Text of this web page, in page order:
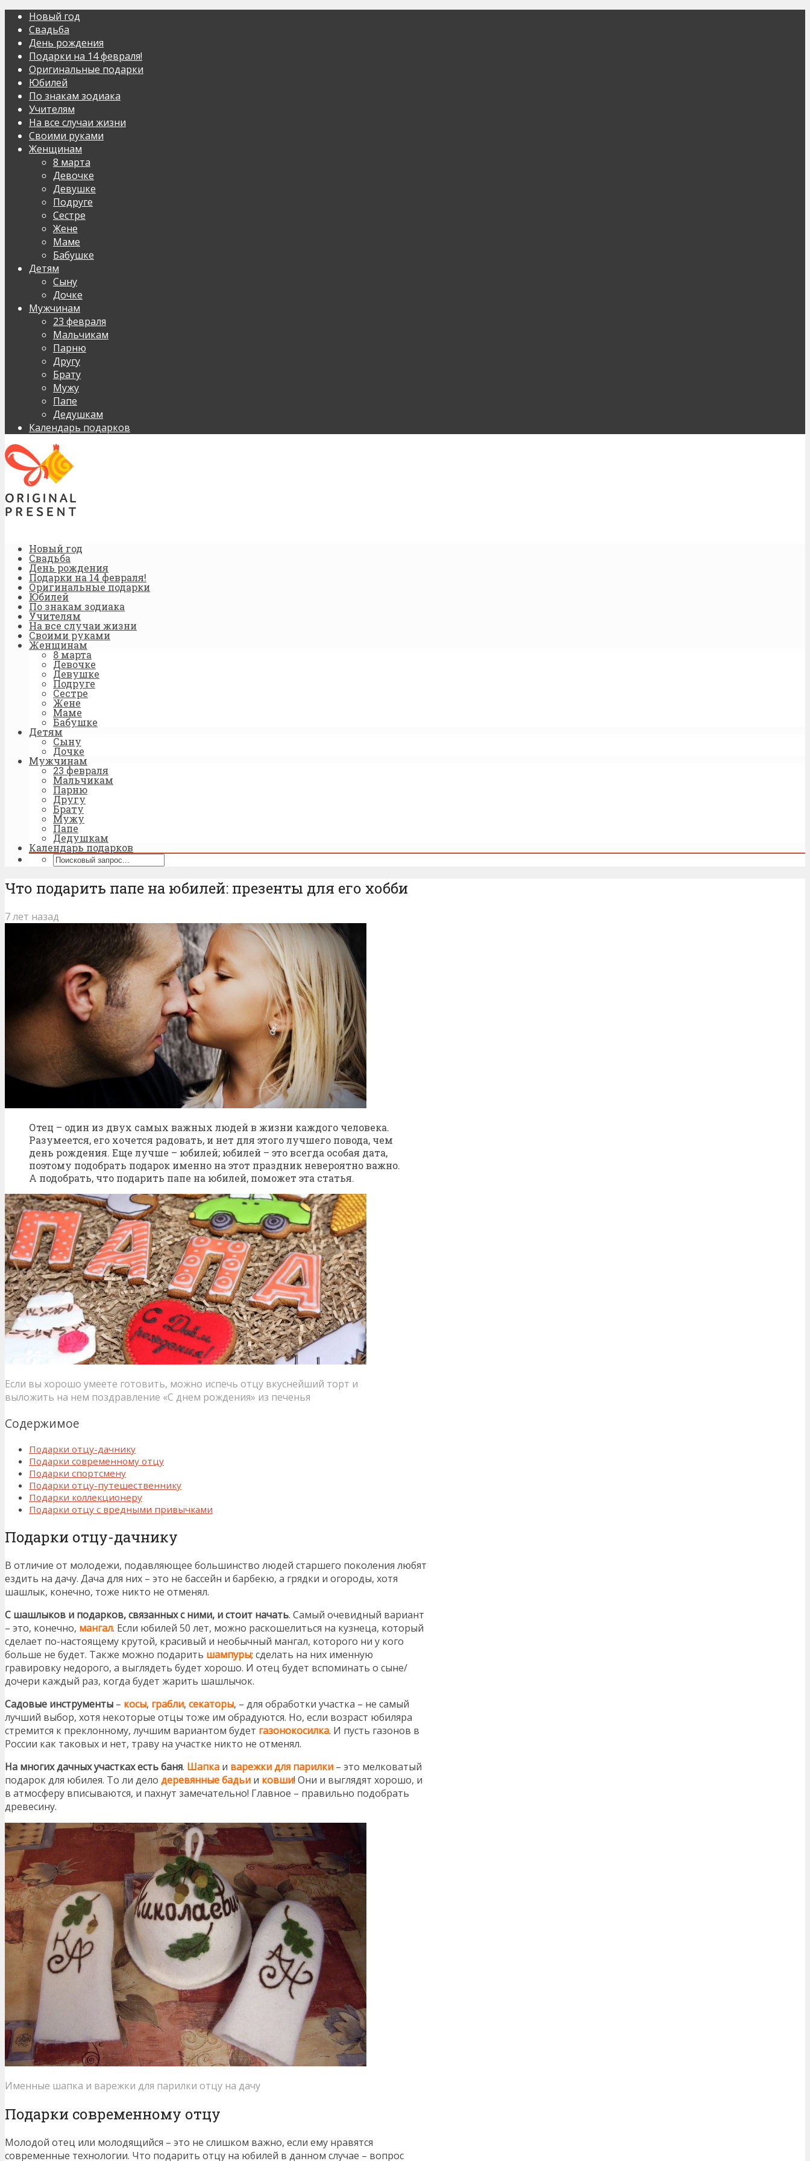
Новый год
Свадьба
День рождения
Подарки на 14 февраля!
Оригинальные подарки
Юбилей
По знакам зодиака
Учителям
На все случаи жизни
Своими руками
Женщинам
8 марта
Девочке
Девушке
Подруге
Сестре
Жене
Маме
Бабушке
Детям
Сыну
Дочке
Мужчинам
23 февраля
Мальчикам
Парню
Другу
Брату
Мужу
Папе
Дедушкам
Календарь подарков
Новый год
Свадьба
День рождения
Подарки на 14 февраля!
Оригинальные подарки
Юбилей
По знакам зодиака
Учителям
На все случаи жизни
Своими руками
Женщинам
8 марта
Девочке
Девушке
Подруге
Сестре
Жене
Маме
Бабушке
Детям
Сыну
Дочке
Мужчинам
23 февраля
Мальчикам
Парню
Другу
Брату
Мужу
Папе
Дедушкам
Календарь подарков
Что подарить папе на юбилей: презенты для его хобби
7 лет назад
Отец – один из двух самых важных людей в жизни каждого человека.
Разумеется, его хочется радовать, и нет для этого лучшего повода, чем
день рождения. Еще лучше – юбилей; юбилей – это всегда особая дата,
поэтому подобрать подарок именно на этот праздник невероятно важно.
А подобрать, что подарить папе на юбилей, поможет эта статья.
Если вы хорошо умеете готовить, можно испечь отцу вкуснейший торт и
выложить на нем поздравление «С днем рождения» из печенья
Содержимое
Подарки отцу-дачнику
Подарки современному отцу
Подарки спортсмену
Подарки отцу-путешественнику
Подарки коллекционеру
Подарки отцу с вредными привычками
Подарки отцу-дачнику
В отличие от молодежи, подавляющее большинство людей старшего поколения любят
ездить на дачу. Дача для них – это не бассейн и барбекю, а грядки и огороды, хотя
шашлык, конечно, тоже никто не отменял.
С шашлыков и подарков, связанных с ними, и стоит начать. Самый очевидный вариант
– это, конечно, мангал. Если юбилей 50 лет, можно раскошелиться на кузнеца, который
сделает по-настоящему крутой, красивый и необычный мангал, которого ни у кого
больше не будет. Также можно подарить шампуры; сделать на них именную
гравировку недорого, а выглядеть будет хорошо. И отец будет вспоминать о сыне/
дочери каждый раз, когда будет жарить шашлычок.
Садовые инструменты – косы, грабли, секаторы, – для обработки участка – не самый
лучший выбор, хотя некоторые отцы тоже им обрадуются. Но, если возраст юбиляра
стремится к преклонному, лучшим вариантом будет газонокосилка. И пусть газонов в
России как таковых и нет, траву на участке никто не отменял.
На многих дачных участках есть баня. Шапка и варежки для парилки – это мелковатый
подарок для юбилея. То ли дело деревянные бадьи и ковши! Они и выглядят хорошо, и
в атмосферу вписываются, и пахнут замечательно! Главное – правильно подобрать
древесину.
Именные шапка и варежки для парилки отцу на дачу
Подарки современному отцу
Молодой отец или молодящийся – это не слишком важно, если ему нравятся
современные технологии. Что подарить отцу на юбилей в данном случае – вопрос